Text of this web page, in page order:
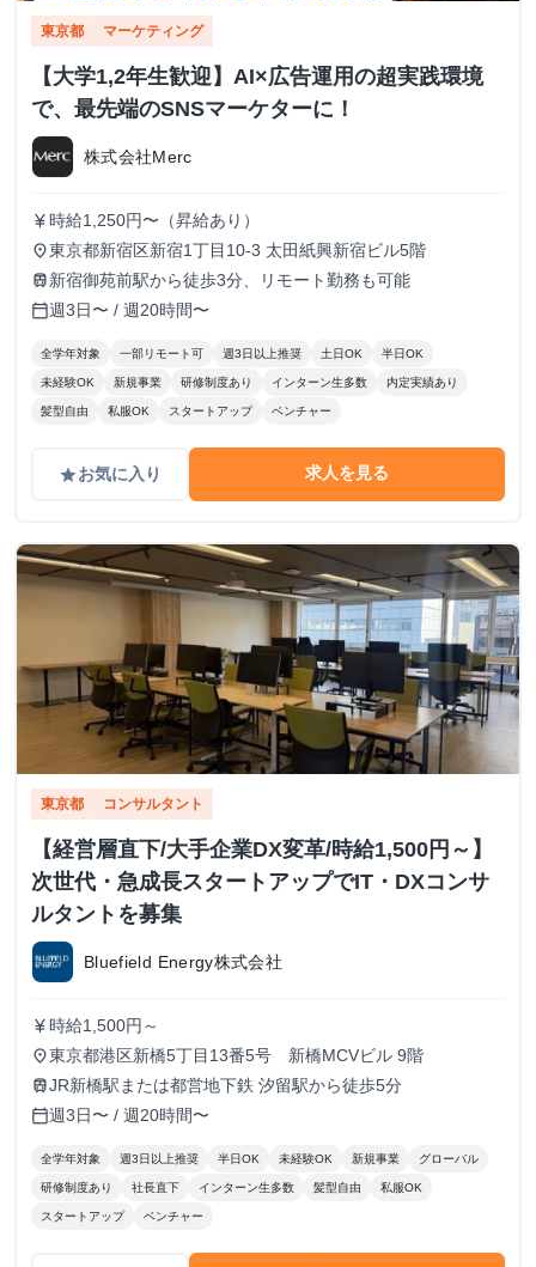
東京都 マーケティング
【大学1,2年生歓迎】AI×広告運用の超実践環境
で、最先端のSNSマーケターに！
株式会社Merc
currency_yen 時給1,250円〜（昇給あり）
place東京都新宿区新宿1丁目10-3 太田紙興新宿ビル5階
train 新宿御苑前駅から徒歩3分、リモート勤務も可能
calendar_today週3日〜 / 週20時間〜
全学年対象 一部リモート可 週3日以上推奨 土日OK 半日OK
未経験OK 新規事業 研修制度あり インターン生多数 内定実績あり
髪型自由 私服OK スタートアップ ベンチャー
gradeお気に入り 求人を見る
東京都 コンサルタント
【経営層直下/大手企業DX変革/時給1,500円～】
次世代・急成長スタートアップでIT・DXコンサ
ルタントを募集
Bluefield Energy株式会社
currency_yen 時給1,500円～
place東京都港区新橋5丁目13番5号 新橋MCVビル 9階
trainJR新橋駅または都営地下鉄 汐留駅から徒歩5分
calendar_today週3日〜 / 週20時間〜
全学年対象 週3日以上推奨 半日OK 未経験OK 新規事業 グローバル
研修制度あり 社長直下 インターン生多数 髪型自由 私服OK
スタートアップ ベンチャー